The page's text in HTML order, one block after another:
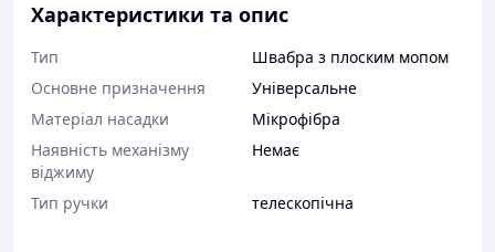
Характеристики та опис
Тип
Швабра з плоским мопом
Основне призначення
Універсальне
Матеріал насадки
Мікрофібра
Наявність механізму
віджиму
Немає
Тип ручки телескопічна